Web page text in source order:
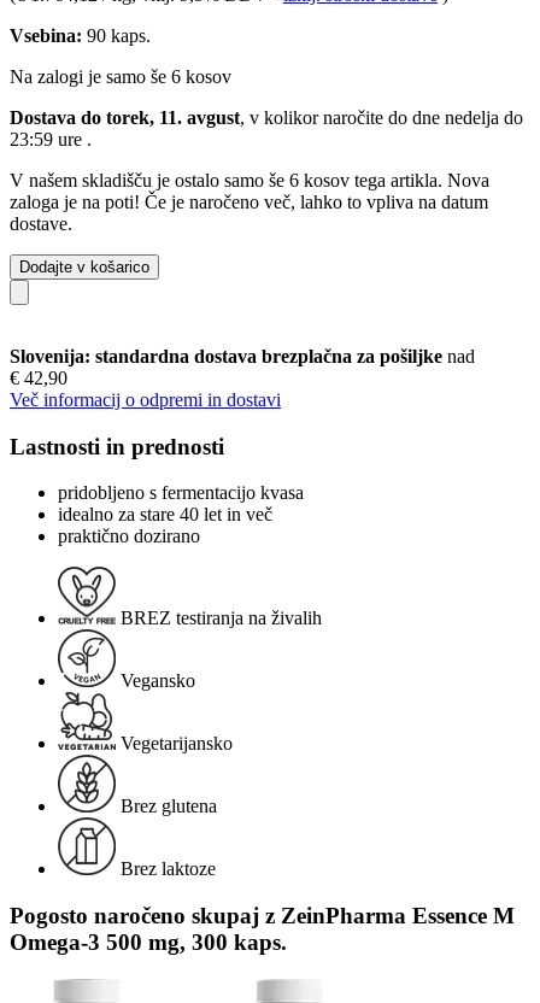
Vsebina: 90 kaps.
Na zalogi je samo še 6 kosov
Dostava do torek, 11. avgust, v kolikor naročite do dne nedelja do
23:59 ure .
V našem skladišču je ostalo samo še 6 kosov tega artikla. Nova
zaloga je na poti! Če je naročeno več, lahko to vpliva na datum
dostave.
Dodajte v košarico
Slovenija: standardna dostava brezplačna za pošiljke nad
€ 42,90
Več informacij o odpremi in dostavi
Lastnosti in prednosti
pridobljeno s fermentacijo kvasa
idealno za stare 40 let in več
praktično dozirano
BREZ testiranja na živalih
Vegansko
Vegetarijansko
Brez glutena
Brez laktoze
Pogosto naročeno skupaj z ZeinPharma Essence M
Omega-3 500 mg, 300 kaps.